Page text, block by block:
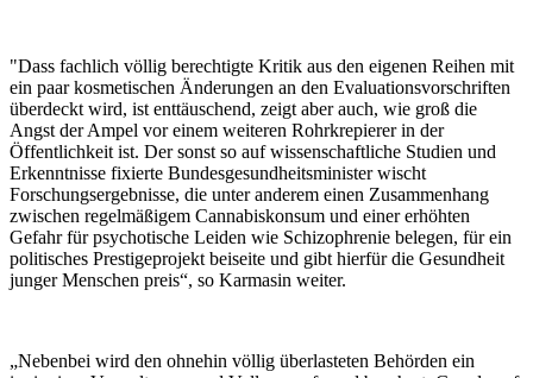
"Dass fachlich völlig berechtigte Kritik aus den eigenen Reihen mit
ein paar kosmetischen Änderungen an den Evaluationsvorschriften
überdeckt wird, ist enttäuschend, zeigt aber auch, wie groß die
Angst der Ampel vor einem weiteren Rohrkrepierer in der
Öffentlichkeit ist. Der sonst so auf wissenschaftliche Studien und
Erkenntnisse fixierte Bundesgesundheitsminister wischt
Forschungsergebnisse, die unter anderem einen Zusammenhang
zwischen regelmäßigem Cannabiskonsum und einer erhöhten
Gefahr für psychotische Leiden wie Schizophrenie belegen, für ein
politisches Prestigeprojekt beiseite und gibt hierfür die Gesundheit
junger Menschen preis“, so Karmasin weiter.
„Nebenbei wird den ohnehin völlig überlasteten Behörden ein